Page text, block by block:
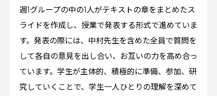
週1グループの中の1人がテキストの章をまとめたス
ライドを作成し、授業で発表する形式で進めていま
す。発表の際には、中村先生を含めた全員で質問を
して各自の意見を出し合い、お互いの力を高め合っ
ています。学生が主体的、積極的に準備、参加、研
究していくことで、学生一人ひとりの理解を深めて